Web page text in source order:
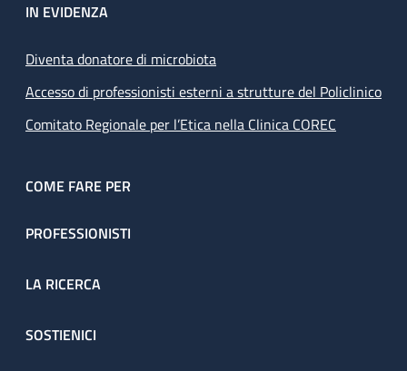
IN EVIDENZA
Diventa donatore di microbiota
Accesso di professionisti esterni a strutture del Policlinico
Comitato Regionale per l’Etica nella Clinica COREC
COME FARE PER
PROFESSIONISTI
LA RICERCA
SOSTIENICI